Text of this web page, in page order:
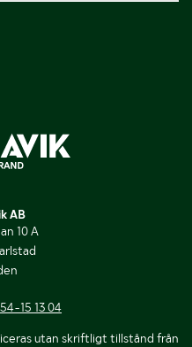
AB
10 A
15 13 04
utan skriftligt tillstånd från